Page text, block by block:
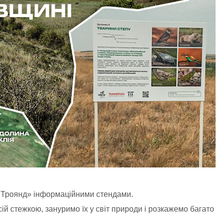
інформаційними стендами.
стежкою, зануримо їх у світ природи і розкажемо багато